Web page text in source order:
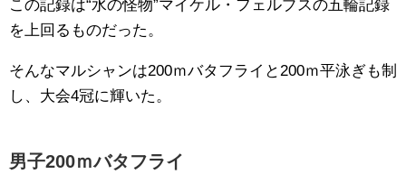
この記録は“水の怪物”マイケル・フェルプスの五輪記録
を上回るものだった。
そんなマルシャンは200ｍバタフライと200ｍ平泳ぎも制
し、大会4冠に輝いた。
男子200ｍバタフライ